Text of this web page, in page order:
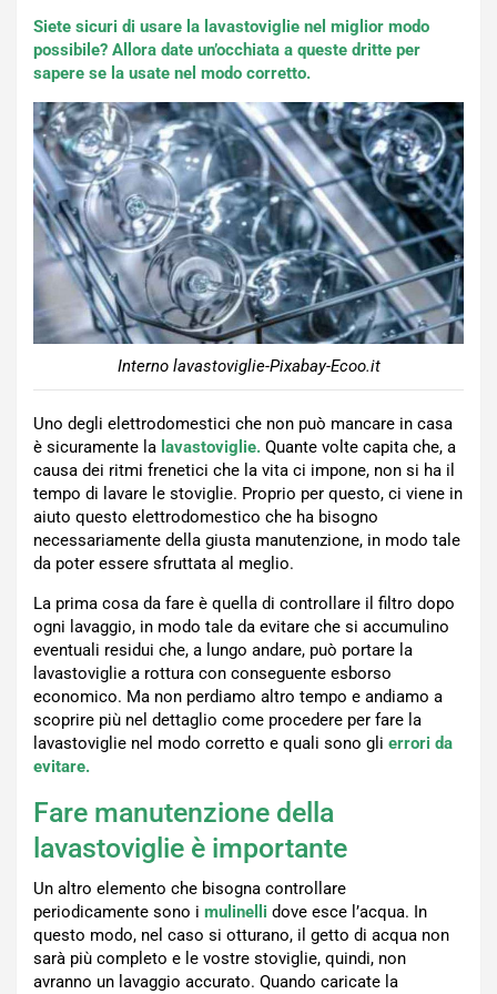
Siete sicuri di usare la lavastoviglie nel miglior modo
possibile? Allora date un’occhiata a queste dritte per
sapere se la usate nel modo corretto.
Interno lavastoviglie-Pixabay-Ecoo.it
Uno degli elettrodomestici che non può mancare in casa
è sicuramente la lavastoviglie. Quante volte capita che, a
causa dei ritmi frenetici che la vita ci impone, non si ha il
tempo di lavare le stoviglie. Proprio per questo, ci viene in
aiuto questo elettrodomestico che ha bisogno
necessariamente della giusta manutenzione, in modo tale
da poter essere sfruttata al meglio.
La prima cosa da fare è quella di controllare il filtro dopo
ogni lavaggio, in modo tale da evitare che si accumulino
eventuali residui che, a lungo andare, può portare la
lavastoviglie a rottura con conseguente esborso
economico. Ma non perdiamo altro tempo e andiamo a
scoprire più nel dettaglio come procedere per fare la
lavastoviglie nel modo corretto e quali sono gli errori da
evitare.
Fare manutenzione della
lavastoviglie è importante
Un altro elemento che bisogna controllare
periodicamente sono i mulinelli dove esce l’acqua. In
questo modo, nel caso si otturano, il getto di acqua non
sarà più completo e le vostre stoviglie, quindi, non
avranno un lavaggio accurato. Quando caricate la